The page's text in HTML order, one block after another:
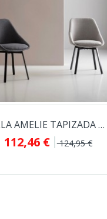
SILLA AMELIE TAPIZADA ANTIMANCHAS CON GIRO...
112,46 € 124,95 €